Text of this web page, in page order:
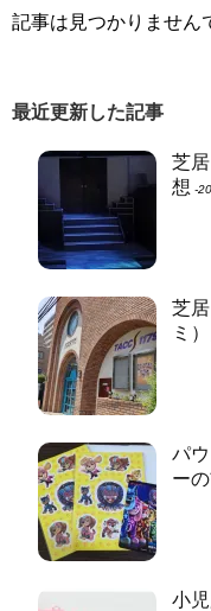
記事は見つかりません
最近更新した記事
芝
想
芝
ミ
パ
ー
小